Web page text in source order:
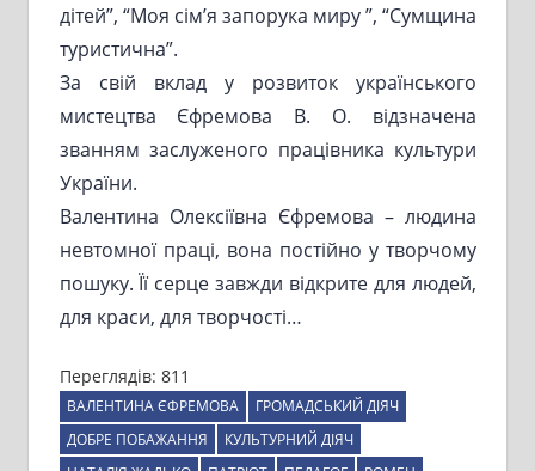
дітей”, “Моя сім’я запорука миру ”, “Сумщина
туристична”.
За свій вклад у розвиток українського
мистецтва Єфремова В. О. відзначена
званням заслуженого працівника культури
України.
Валентина Олексіївна Єфремова – людина
невтомної праці, вона постійно у творчому
пошуку. Її серце завжди відкрите для людей,
для краси, для творчості…
Переглядів: 811
ВАЛЕНТИНА ЄФРЕМОВА
ГРОМАДСЬКИЙ ДІЯЧ
ДОБРЕ ПОБАЖАННЯ
КУЛЬТУРНИЙ ДІЯЧ